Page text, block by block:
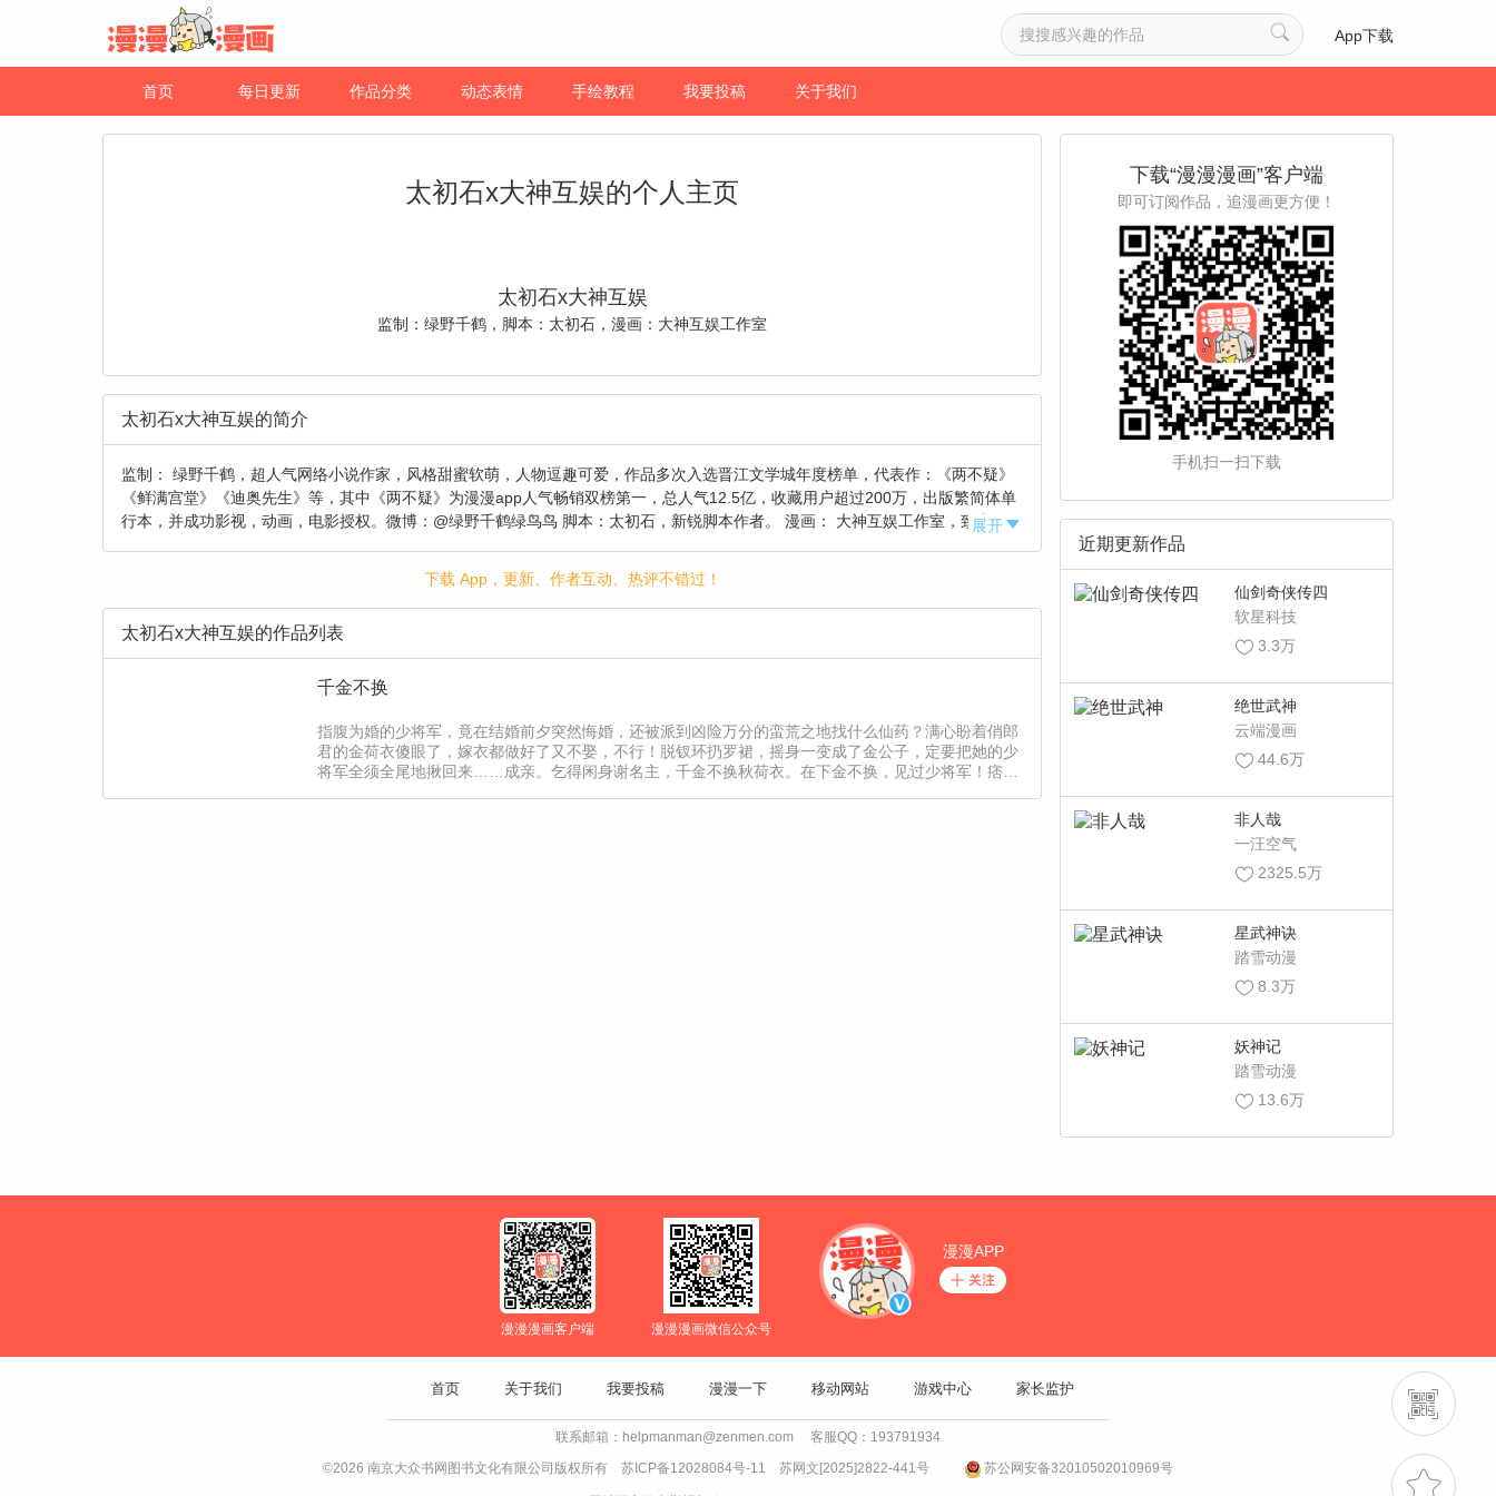
App下载
首页 每日更新 作品分类 动态表情 手绘教程 我要投稿 关于我们
太初石x大神互娱的个人主页
太初石x大神互娱
监制：绿野千鹤，脚本：太初石，漫画：大神互娱工作室
太初石x大神互娱的简介
监制： 绿野千鹤，超人气网络小说作家，风格甜蜜软萌，人物逗趣可爱，作品多次入选晋江文学城年度榜单，代表作：《两不疑》
《鲜满宫堂》《迪奥先生》等，其中《两不疑》为漫漫app人气畅销双榜第一，总人气12.5亿，收藏用户超过200万，出版繁简体单
行本，并成功影视，动画，电影授权。微博：@绿野千鹤绿鸟鸟 脚本：太初石，新锐脚本作者。 漫画： 大神互娱工作室，致力于打
情紧凑，与多家平台均有合作。少女向代表作品《因为我有锦鲤运》《化骨女仵作》《男神恋爱系统》等；少年向代表作品《梦行
者》《篮板下的青春》《龙组》等；更有3t技术打造的新型漫画作品《幻夜的假面》！其中《篮板下的青春》人气过亿，更有精美
pv与动态漫画持续发行。
展开
下载 App，更新、作者互动、热评不错过！
太初石x大神互娱的作品列表
千金不换
指腹为婚的少将军，竟在结婚前夕突然悔婚，还被派到凶险万分的蛮荒之地找什么仙药？满心盼着俏郎
君的金荷衣傻眼了，嫁衣都做好了又不娶，不行！脱钗环扔罗裙，摇身一变成了金公子，定要把她的少
将军全须全尾地揪回来……成亲。乞得闲身谢名主，千金不换秋荷衣。在下金不换，见过少将军！痞气
下载“漫漫漫画”客户端
即可订阅作品，追漫画更方便！
手机扫一扫下载
近期更新作品
仙剑奇侠传四
软星科技
3.3万
绝世武神
云端漫画
44.6万
非人哉
一汪空气
2325.5万
星武神诀
踏雪动漫
8.3万
妖神记
踏雪动漫
13.6万
漫漫漫画客户端 漫漫漫画微信公众号
漫漫APP
首页 关于我们 我要投稿 漫漫一下 移动网站 游戏中心 家长监护
联系邮箱：helpmanman@zenmen.com 客服QQ：193791934
©2026 南京大众书网图书文化有限公司版权所有 苏ICP备12028084号-11 苏网文[2025]2822-441号 苏公网安备32010502010969号